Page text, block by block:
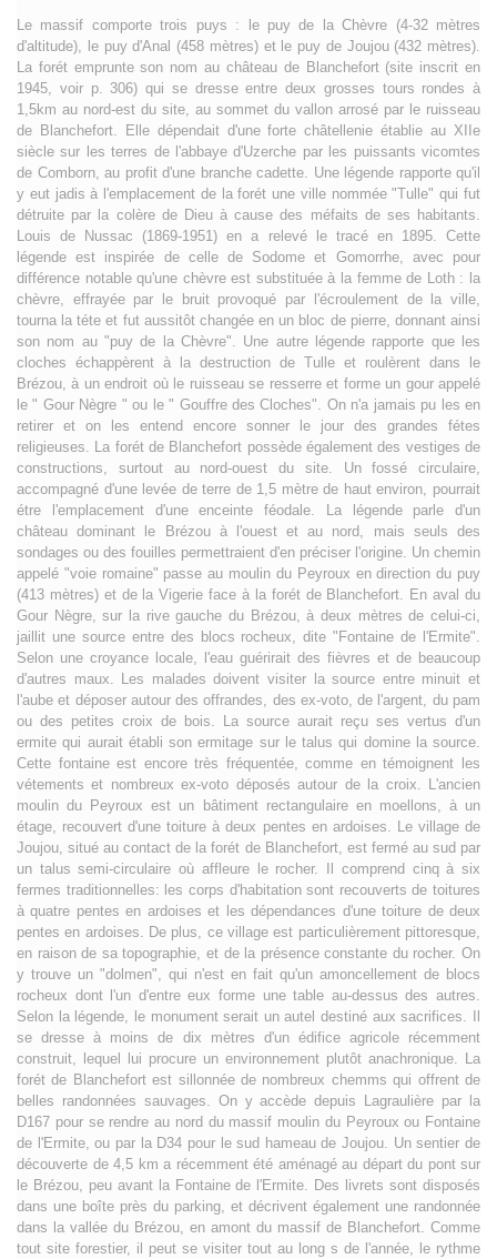
Le massif comporte trois puys : le puy de la Chèvre (4-32 mètres
d'altitude), le puy d'Anal (458 mètres) et le puy de Joujou (432 mètres).
La forét emprunte son nom au château de Blanchefort (site inscrit en
1945, voir p. 306) qui se dresse entre deux grosses tours rondes à
1,5km au nord-est du site, au sommet du vallon arrosé par le ruisseau
de Blanchefort. Elle dépendait d'une forte châtellenie établie au XIIe
siècle sur les terres de l'abbaye d'Uzerche par les puissants vicomtes
de Comborn, au profit d'une branche cadette. Une légende rapporte qu'il
y eut jadis à l'emplacement de la forét une ville nommée "Tulle" qui fut
détruite par la colère de Dieu à cause des méfaits de ses habitants.
Louis de Nussac (1869-1951) en a relevé le tracé en 1895. Cette
légende est inspirée de celle de Sodome et Gomorrhe, avec pour
différence notable qu'une chèvre est substituée à la femme de Loth : la
chèvre, effrayée par le bruit provoqué par l'écroulement de la ville,
tourna la téte et fut aussitôt changée en un bloc de pierre, donnant ainsi
son nom au "puy de la Chèvre". Une autre légende rapporte que les
cloches échappèrent à la destruction de Tulle et roulèrent dans le
Brézou, à un endroit où le ruisseau se resserre et forme un gour appelé
le " Gour Nègre " ou le " Gouffre des Cloches". On n'a jamais pu les en
retirer et on les entend encore sonner le jour des grandes fétes
religieuses. La forét de Blanchefort possède également des vestiges de
constructions, surtout au nord-ouest du site. Un fossé circulaire,
accompagné d'une levée de terre de 1,5 mètre de haut environ, pourrait
étre l'emplacement d'une enceinte féodale. La légende parle d'un
château dominant le Brézou à l'ouest et au nord, mais seuls des
sondages ou des fouilles permettraient d'en préciser l'origine. Un chemin
appelé "voie romaine" passe au moulin du Peyroux en direction du puy
(413 mètres) et de la Vigerie face à la forét de Blanchefort. En aval du
Gour Nègre, sur la rive gauche du Brézou, à deux mètres de celui-ci,
jaillit une source entre des blocs rocheux, dite "Fontaine de l'Ermite".
Selon une croyance locale, l'eau guérirait des fièvres et de beaucoup
d'autres maux. Les malades doivent visiter la source entre minuit et
l'aube et déposer autour des offrandes, des ex-voto, de l'argent, du pam
ou des petites croix de bois. La source aurait reçu ses vertus d'un
ermite qui aurait établi son ermitage sur le talus qui domine la source.
Cette fontaine est encore très fréquentée, comme en témoignent les
vétements et nombreux ex-voto déposés autour de la croix. L'ancien
moulin du Peyroux est un bâtiment rectangulaire en moellons, à un
étage, recouvert d'une toiture à deux pentes en ardoises. Le village de
Joujou, situé au contact de la forét de Blanchefort, est fermé au sud par
un talus semi-circulaire où affleure le rocher. Il comprend cinq à six
fermes traditionnelles: les corps d'habitation sont recouverts de toitures
à quatre pentes en ardoises et les dépendances d'une toiture de deux
pentes en ardoises. De plus, ce village est particulièrement pittoresque,
en raison de sa topographie, et de la présence constante du rocher. On
y trouve un "dolmen", qui n'est en fait qu'un amoncellement de blocs
rocheux dont l'un d'entre eux forme une table au-dessus des autres.
Selon la légende, le monument serait un autel destiné aux sacrifices. Il
se dresse à moins de dix mètres d'un édifice agricole récemment
construit, lequel lui procure un environnement plutôt anachronique. La
forét de Blanchefort est sillonnée de nombreux chemms qui offrent de
belles randonnées sauvages. On y accède depuis Lagraulière par la
D167 pour se rendre au nord du massif moulin du Peyroux ou Fontaine
de l'Ermite, ou par la D34 pour le sud hameau de Joujou. Un sentier de
découverte de 4,5 km a récemment été aménagé au départ du pont sur
le Brézou, peu avant la Fontaine de l'Ermite. Des livrets sont disposés
dans une boîte près du parking, et décrivent également une randonnée
dans la vallée du Brézou, en amont du massif de Blanchefort. Comme
tout site forestier, il peut se visiter tout au long s de l'année, le rythme